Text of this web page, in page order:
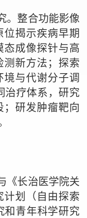
。整合功能影像
揭示疾病早期
成像探针与高
测新方法；探索
与代谢分子调
治疗体系，研究
研发肿瘤靶向
《长治医学院关
计划（自由探索
和青年科学研究